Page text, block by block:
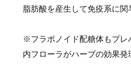
脂肪酸を産生して免疫系に関
※フラボノイド配糖体もプレ
内フローラがハーブの効果発